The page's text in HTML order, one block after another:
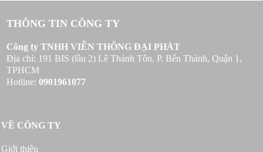
THÔNG TIN CÔNG TY
Công ty TNHH VIỄN THÔNG ĐẠI PHÁT
Địa chỉ: 191 BIS (lầu 2) Lê Thánh Tôn, P. Bến Thành, Quận 1,
TPHCM
Hotline:0901961077
VỀ CÔNG TY
Giới thiệu